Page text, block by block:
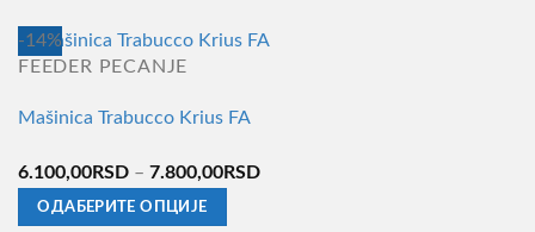
на
страници
-14%
FEEDER PECANJE
Mašinica Trabucco Krius FA
6.100,00RSD – 7.800,00RSDРаспон
ОДАБЕРИТЕ ОПЦИЈЕ